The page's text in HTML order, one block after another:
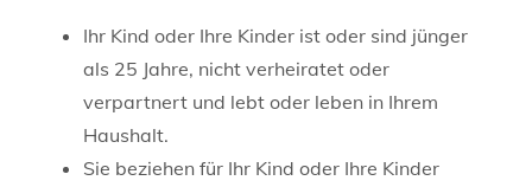
Ihr Kind oder Ihre Kinder ist oder sind jünger
als 25 Jahre, nicht verheiratet oder
verpartnert und lebt oder leben in Ihrem
Haushalt.
Sie beziehen für Ihr Kind oder Ihre Kinder